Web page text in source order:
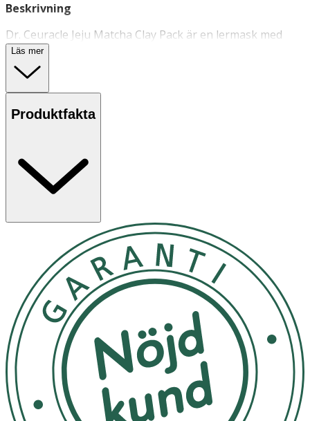
Beskrivning
Dr. Ceuracle Jeju Matcha Clay Pack är en lermask med
antioxidantrik matcha från ön Jeju i Sydkorea.
Ansiktsmasken
kaolinlera som jobbar för att rengöra, minska porerna,
liva upp trött hud och hålla den mjuk och len.
Användning
- Tvätta av med ljummet vatten efter 10 minuter.
- Förvara svalt och torrt och ej i direkt solljus.
Innehåll
Aqua, Kaolin, Dipropylene Glycol, Bentonite, Betaine,
Silica, Butylene Glycol, Montmorillonite, 1,2Hexanediol,
Illite, Hydroxyacetophenone, Hydroxyethyl Urea,
Cellulose, Xanthan Gum, Citric Acid, Parfum, Camellia
Sinensis Leaf Extract, Disodium EDTA, Ethylhexylglycerin,
CI 77288
Läs mer
Produktfakta